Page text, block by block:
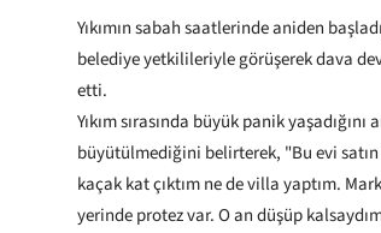
Yıkımın sabah saatlerinde aniden
belediye yetkilileriyle görüşerek dava
etti.
Yıkım sırasında büyük panik
büyütülmediğini belirterek, "Bu evi
kaçak kat çıktım ne de villa yaptım.
yerinde protez var. O an düşüp